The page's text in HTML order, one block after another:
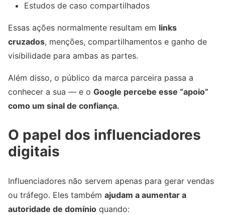
Estudos de caso compartilhados
Essas ações normalmente resultam em links
cruzados, menções, compartilhamentos e ganho de
visibilidade para ambas as partes.
Além disso, o público da marca parceira passa a
conhecer a sua — e o Google percebe esse “apoio”
como um sinal de confiança.
O papel dos influenciadores
digitais
Influenciadores não servem apenas para gerar vendas
ou tráfego. Eles também ajudam a aumentar a
autoridade de domínio quando: